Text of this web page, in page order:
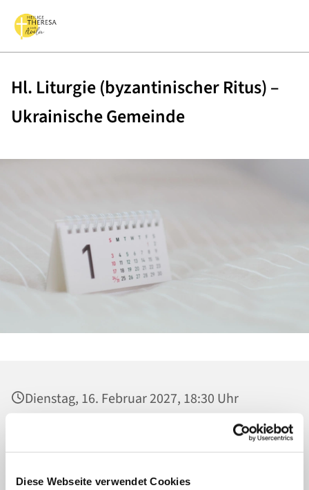
Diese Webseite verwendet Cookies
Hl. Liturgie (byzantinischer Ritus) –
Ukrainische Gemeinde
Dienstag, 16. Februar 2027, 18:30 Uhr
Heilig Kreuz, Kirche, Malchower Weg 22-24,
13053 Berlin